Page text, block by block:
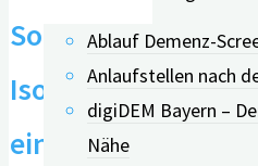
Ablauf Demenz-
Anlaufstellen nach
digiDEM Bayern –
Nähe
Soziale
Isolation
ein